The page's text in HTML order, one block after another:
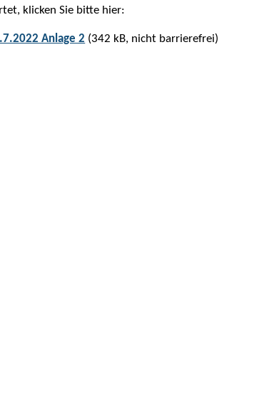
klicken Sie bitte hier:
Anlage 2 (342 kB, nicht barrierefrei)